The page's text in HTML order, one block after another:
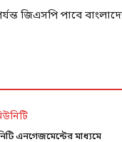
জিএসপি পাবে
এনগেজমেন্টের মাধ্যমে